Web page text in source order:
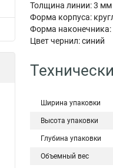
Толщина линии: 3 мм
Форма корпуса:
Форма
Цвет чернил: синий
Ширина упаковки
Высота упаковки
Глубина упаковки
Объемный вес